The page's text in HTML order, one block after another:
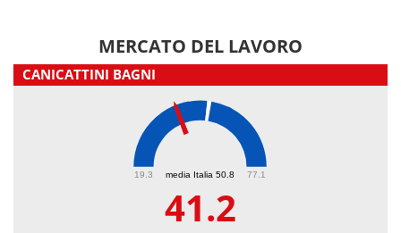
MERCATO DEL LAVORO
CANICATTINI BAGNI
media Italia 50.8
19.3 77.1
41.2